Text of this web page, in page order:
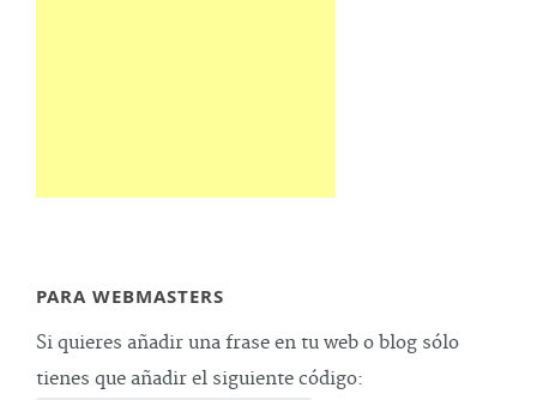
PARA WEBMASTERS
Si quieres añadir una frase en tu web o blog sólo
tienes que añadir el siguiente código: